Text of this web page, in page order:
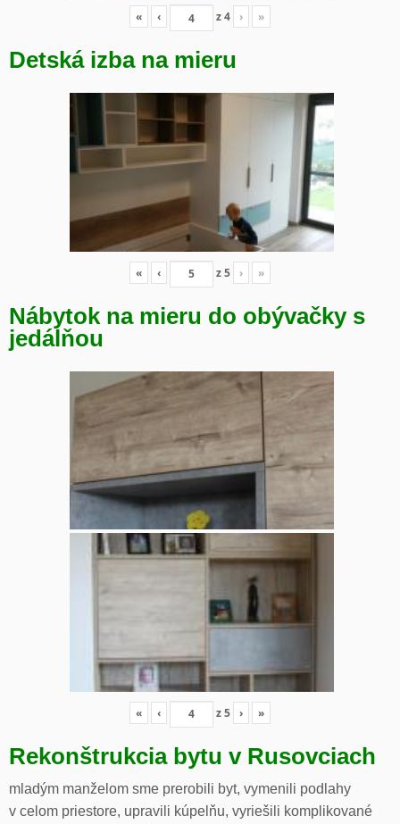
« ‹ z4 › »
Detská izba na mieru
« ‹ z5 › »
Nábytok na mieru do obývačky s
jedálňou
« ‹ z5 › »
Rekonštrukcia bytu v Rusovciach
mladým manželom sme prerobili byt, vymenili podlahy
v celom priestore, upravili kúpelňu, vyriešili komplikované